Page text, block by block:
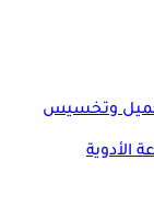
وتخسيس
الأدوية